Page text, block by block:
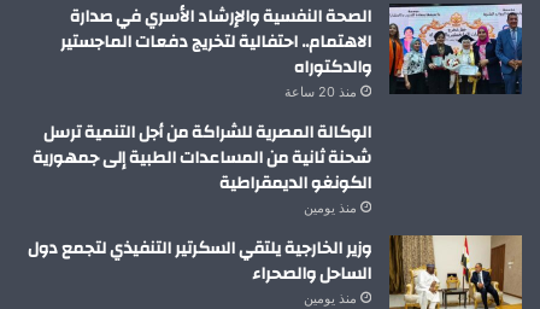
الصحة النفسية والإرشاد الأسري في صدارة
الاهتمام.. احتفالية لتخريج دفعات الماجستير
والدكتوراه
منذ 20 ساعة
الوكالة المصرية للشراكة من أجل التنمية ترسل
شحنة ثانية من المساعدات الطبية إلى جمهورية
الكونغو الديمقراطية
منذ يومين
وزير الخارجية يلتقي السكرتير التنفيذي لتجمع دول
الساحل والصحراء
منذ يومين